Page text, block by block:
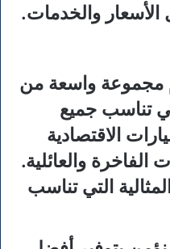
الأسعار والخدمات.
مجموعة واسعة من
تناسب جميع
الاقتصادية
الفاخرة والعائلية.
التي تناسب